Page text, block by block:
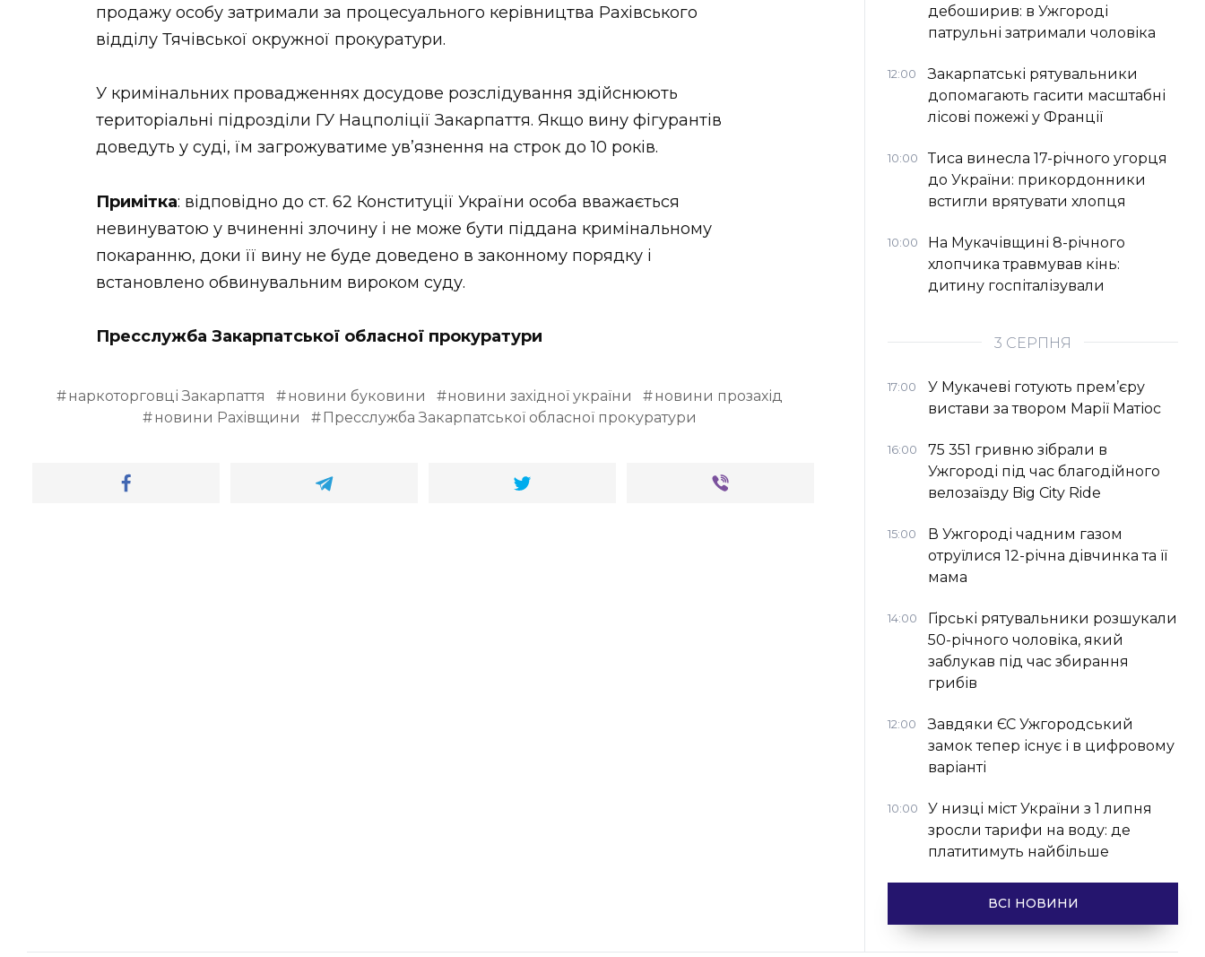
продажу особу затримали за процесуального керівництва Рахівського
відділу Тячівської окружної прокуратури.
У кримінальних провадженнях досудове розслідування здійснюють
територіальні підрозділи ГУ Нацполіції Закарпаття. Якщо вину фігурантів
доведуть у суді, їм загрожуватиме ув’язнення на строк до 10 років.
Примітка: відповідно до ст. 62 Конституції України особа вважається
невинуватою у вчиненні злочину і не може бути піддана кримінальному
покаранню, доки її вину не буде доведено в законному порядку і
встановлено обвинувальним вироком суду.
Пресслужба Закарпатської обласної прокуратури
наркоторговці Закарпаття новини буковини новини західної україни
новини прозахід
новини Рахівщини
Пресслужба Закарпатської обласної прокуратури
дебоширив: в Ужгороді
патрульні затримали чоловіка
12:00
Закарпатські рятувальники
допомагають гасити масштабні
лісові пожежі у Франції
10:00
Тиса винесла 17-річного угорця
до України: прикордонники
встигли врятувати хлопця
10:00
На Мукачівщині 8-річного
хлопчика травмував кінь:
дитину госпіталізували
3 СЕРПНЯ
17:00
У Мукачеві готують прем’єру
вистави за твором Марії Матіос
16:00
75 351 гривню зібрали в
Ужгороді під час благодійного
велозаїзду Big Сity Ride
15:00
В Ужгороді чадним газом
отруїлися 12-річна дівчинка та її
мама
14:00
Гірські рятувальники розшукали
50-річного чоловіка, який
заблукав під час збирання
грибів
12:00
Завдяки ЄС Ужгородський
замок тепер існує і в цифровому
варіанті
10:00
У низці міст України з 1 липня
зросли тарифи на воду: де
платитимуть найбільше
ВСІ НОВИНИ